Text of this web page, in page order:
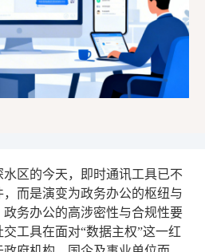
区的今天，即时通讯工具已不
而是演变为政务办公的枢纽与
务办公的高涉密性与合规性要
工具在面对“数据主权”这一红